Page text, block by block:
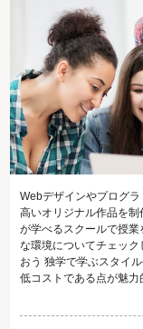
Webデザインやプログ
高いオリジナル作品を
が学べるスクールで授
な環境についてチェッ
おう 独学で学ぶスタイ
低コストである点が魅力
「よくできたな」と思